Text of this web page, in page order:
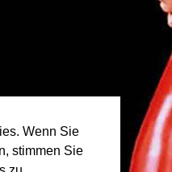
Wenn Sie
stimmen Sie